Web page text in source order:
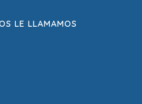
LE LLAMAMOS